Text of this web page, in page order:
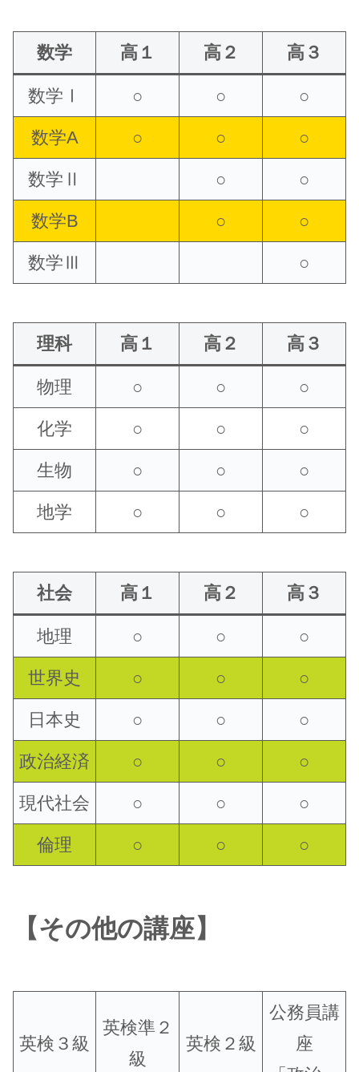
数学 高１ 高２ 高３
数学Ⅰ ○ ○ ○
数学A ○ ○ ○
数学Ⅱ ○ ○
数学B ○ ○
数学Ⅲ ○
理科 高１ 高２ 高３
物理 ○ ○ ○
化学 ○ ○ ○
生物 ○ ○ ○
地学 ○ ○ ○
社会 高１ 高２ 高３
地理 ○ ○ ○
世界史 ○ ○ ○
日本史 ○ ○ ○
政治経済 ○ ○ ○
現代社会 ○ ○ ○
倫理 ○ ○ ○
【その他の講座】
英検３級
英検準２
級
英検２級
公務員講
座